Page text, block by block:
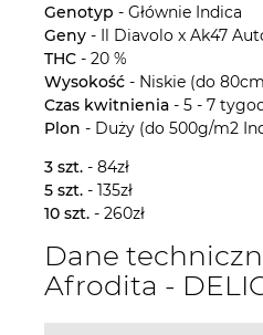
Genotyp - Głównie Indica
Geny - Il Diavolo x Ak47
THC - 20 %
Wysokość - Niskie (do
Czas kwitnienia - 5 - 7
Plon - Duży (do 500g/m2
3 szt. - 84zł
5 szt. - 135zł
10 szt. - 260zł
Dane
Afrodita -